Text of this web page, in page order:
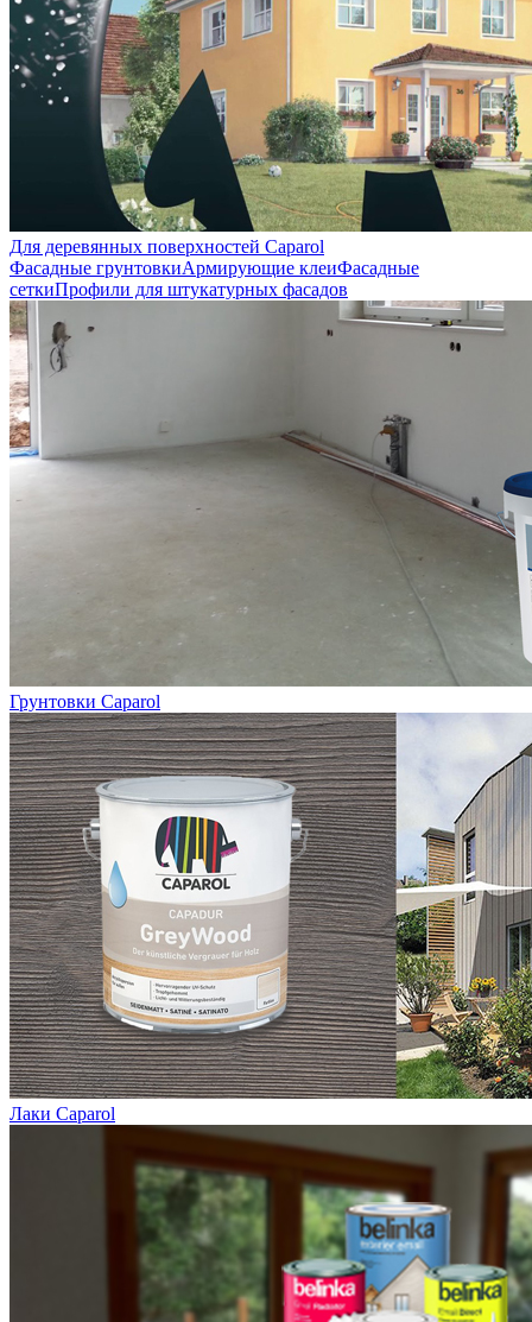
Для деревянных поверхностей Caparol
Фасадные грунтовкиАрмирующие клеиФасадные
сеткиПрофили для штукатурных фасадов
Грунтовки Caparol
Лаки Caparol